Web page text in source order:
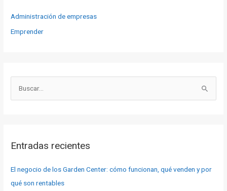
Administración de empresas
Emprender
r
p
Entradas recientes
El negocio de los Garden Center: cómo funcionan, qué venden y por
qué son rentables